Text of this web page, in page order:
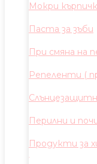
Мокри
Паста за зъби
При смяна на
Репеленти (
Перилни и
Продукти за